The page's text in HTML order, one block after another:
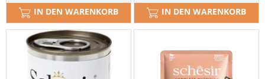
IN DEN WARENKORB IN DEN WARENKORB